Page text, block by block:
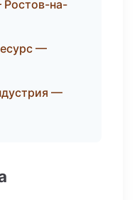
на-
—
—